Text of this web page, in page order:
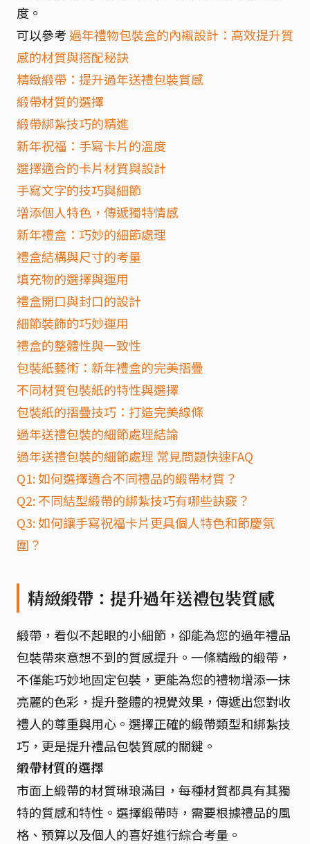
度。
可以參考 過年禮物包裝盒的內襯設計：高效提升質
感的材質與搭配秘訣
精緻緞帶：提升過年送禮包裝質感
緞帶材質的選擇
緞帶綁紮技巧的精進
新年祝福：手寫卡片的溫度
選擇適合的卡片材質與設計
手寫文字的技巧與細節
增添個人特色，傳遞獨特情感
新年禮盒：巧妙的細節處理
禮盒結構與尺寸的考量
填充物的選擇與運用
禮盒開口與封口的設計
細節裝飾的巧妙運用
禮盒的整體性與一致性
包裝紙藝術：新年禮盒的完美摺疊
不同材質包裝紙的特性與選擇
包裝紙的摺疊技巧：打造完美線條
過年送禮包裝的細節處理結論
過年送禮包裝的細節處理 常見問題快速FAQ
Q1: 如何選擇適合不同禮品的緞帶材質？
Q2: 不同結型緞帶的綁紮技巧有哪些訣竅？
Q3: 如何讓手寫祝福卡片更具個人特色和節慶氛
圍？
精緻緞帶：提升過年送禮包裝質感
緞帶，看似不起眼的小細節，卻能為您的過年禮品
包裝帶來意想不到的質感提升。一條精緻的緞帶，
不僅能巧妙地固定包裝，更能為您的禮物增添一抹
亮麗的色彩，提升整體的視覺效果，傳遞出您對收
禮人的尊重與用心。選擇正確的緞帶類型和綁紮技
巧，更是提升禮品包裝質感的關鍵。
緞帶材質的選擇
市面上緞帶的材質琳琅滿目，每種材質都具有其獨
特的質感和特性。選擇緞帶時，需要根據禮品的風
格、預算以及個人的喜好進行綜合考量。